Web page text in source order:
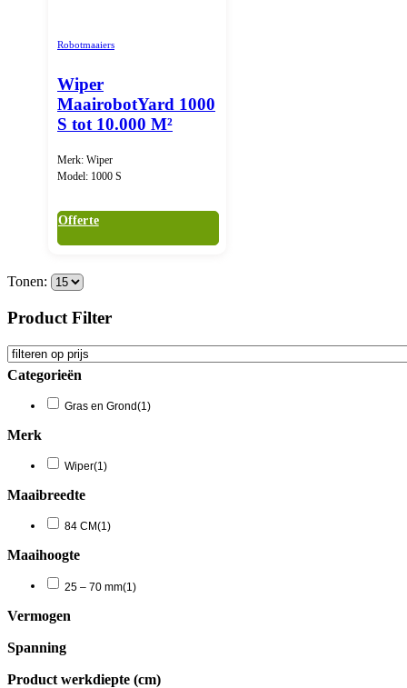
Robotmaaiers
Wiper
MaairobotYard 1000
S tot 10.000 M²
Merk: Wiper
Model: 1000 S
Offerte
Tonen:
Product Filter
Categorieën
Gras en Grond(1)
Merk
Wiper(1)
Maaibreedte
84 CM(1)
Maaihoogte
25 – 70 mm(1)
Vermogen
Spanning
Product werkdiepte (cm)